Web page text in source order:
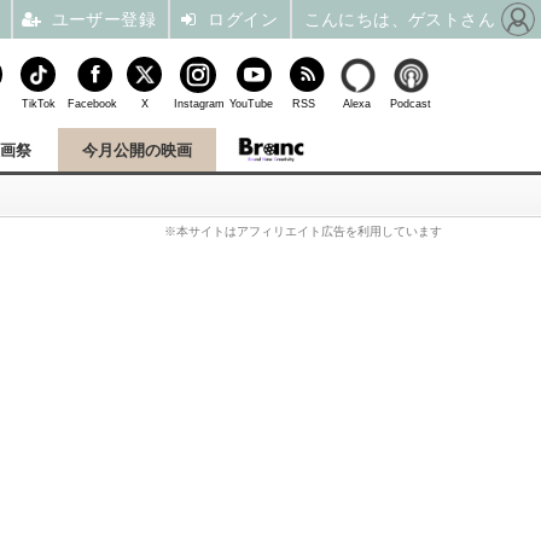
祭 今月公開の映画
※本サイトはアフィリエイト広告を利用しています
TikTok Facebook X Instagram YouTube RSS Alexa Podcast
ユーザー登録 ログイン こんにちは、ゲストさん